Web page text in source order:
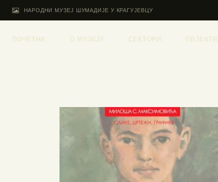
НАРОДНИ МУЗЕЈ ШУМАДИЈЕ У КРАГУЈЕВЦУ
ПОЧЕТНА О МУЗЕЈУ СЕКТОРИ ОБЈЕКТИ